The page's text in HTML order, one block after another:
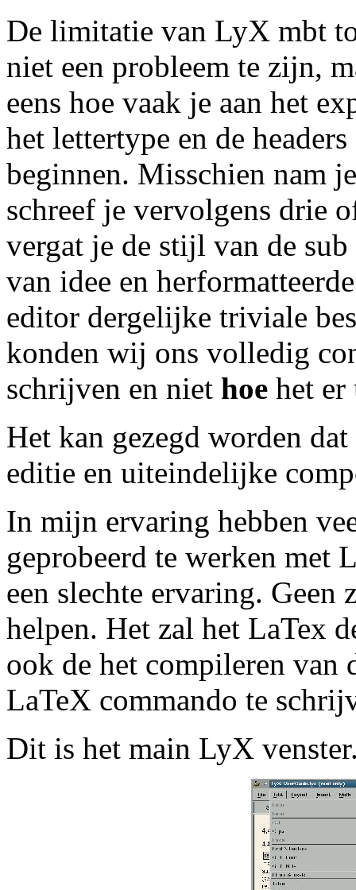
De limitatie van LyX mbt
niet een probleem te zijn,
eens hoe vaak je aan het
het lettertype en de
beginnen. Misschien nam
schreef je vervolgens drie
vergat je de stijl van de
van idee en
editor dergelijke triviale
konden wij ons volledig
schrijven en niet hoe het er
Het kan gezegd worden
editie en uiteindelijke
In mijn ervaring hebben
geprobeerd te werken met
een slechte ervaring.
helpen. Het zal het LaTex
ook de het compileren van
LaTeX commando te
Dit is het main LyX